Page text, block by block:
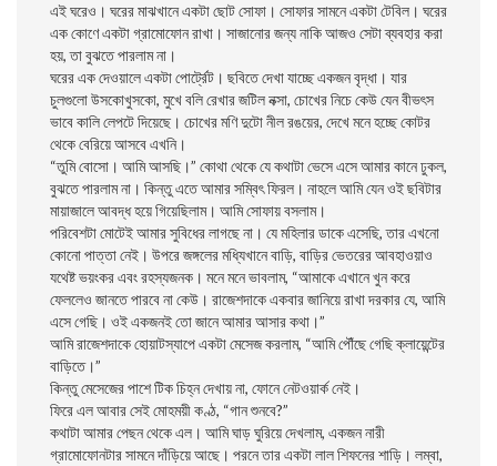
এই ঘরেও। ঘরের মাঝখানে একটা ছোট সোফা। সোফার সামনে একটা টেবিল। ঘরের
এক কোণে একটা গ্রামোফোন রাখা। সাজানোর জন্য নাকি আজও সেটা ব্যবহার করা
হয়, তা বুঝতে পারলাম না।
ঘরের এক দেওয়ালে একটা পোর্ট্রেট। ছবিতে দেখা যাচ্ছে একজন বৃদ্ধা। যার
চুলগুলো উসকোখুসকো, মুখে বলি রেখার জটিল নক্সা, চোখের নিচে কেউ যেন বীভৎস
ভাবে কালি লেপটে দিয়েছে। চোখের মণি দুটো নীল রঙয়ের, দেখে মনে হচ্ছে কোটর
থেকে বেরিয়ে আসবে এখনি।
“তুমি বোসো। আমি আসছি।” কোথা থেকে যে কথাটা ভেসে এসে আমার কানে ঢুকল,
বুঝতে পারলাম না। কিন্তু এতে আমার সম্বিৎ ফিরল। নাহলে আমি যেন ওই ছবিটার
মায়াজালে আবদ্ধ হয়ে গিয়েছিলাম। আমি সোফায় বসলাম।
পরিবেশটা মোটেই আমার সুবিধের লাগছে না। যে মহিলার ডাকে এসেছি, তার এখনো
কোনো পাত্তা নেই। উপরে জঙ্গলের মধ্যিখানে বাড়ি, বাড়ির ভেতরের আবহাওয়াও
যথেষ্ট ভয়ংকর এবং রহস্যজনক। মনে মনে ভাবলাম, “আমাকে এখানে খুন করে
ফেললেও জানতে পারবে না কেউ। রাজেশদাকে একবার জানিয়ে রাখা দরকার যে, আমি
এসে গেছি। ওই একজনই তো জানে আমার আসার কথা।”
আমি রাজেশদাকে হোয়াটস্যাপে একটা মেসেজ করলাম, “আমি পৌঁছে গেছি ক্লায়েন্টের
বাড়িতে।”
কিন্তু মেসেজের পাশে টিক চিহ্ন দেখায় না, ফোনে নেটওয়ার্ক নেই।
ফিরে এল আবার সেই মোহময়ী কণ্ঠ, “গান শুনবে?”
কথাটা আমার পেছন থেকে এল। আমি ঘাড় ঘুরিয়ে দেখলাম, একজন নারী
গ্রামোফোনটার সামনে দাঁড়িয়ে আছে। পরনে তার একটা লাল শিফনের শাড়ি। লম্বা,